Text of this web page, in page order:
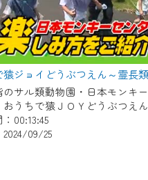
おうちで猿ＪＯＹどうぶつえん
00:13:45
09/25